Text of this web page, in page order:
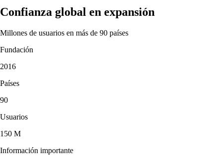
Confianza global en expansión
Millones de usuarios en más de 90 países
Fundación
2016
Países
90
Usuarios
150 M
Información importante